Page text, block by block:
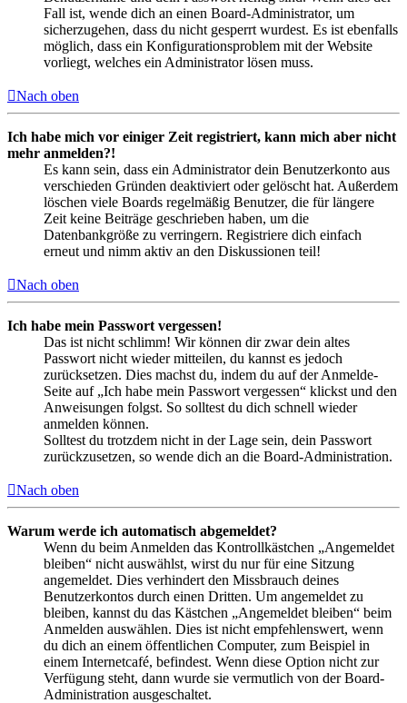
Fall ist, wende dich an einen Board-Administrator, um
sicherzugehen, dass du nicht gesperrt wurdest. Es ist ebenfalls
möglich, dass ein Konfigurationsproblem mit der Website
vorliegt, welches ein Administrator lösen muss.
Nach oben
Ich habe mich vor einiger Zeit registriert, kann mich aber nicht
mehr anmelden?!
Es kann sein, dass ein Administrator dein Benutzerkonto aus
verschieden Gründen deaktiviert oder gelöscht hat. Außerdem
löschen viele Boards regelmäßig Benutzer, die für längere
Zeit keine Beiträge geschrieben haben, um die
Datenbankgröße zu verringern. Registriere dich einfach
erneut und nimm aktiv an den Diskussionen teil!
Nach oben
Ich habe mein Passwort vergessen!
Das ist nicht schlimm! Wir können dir zwar dein altes
Passwort nicht wieder mitteilen, du kannst es jedoch
zurücksetzen. Dies machst du, indem du auf der Anmelde-
Seite auf „Ich habe mein Passwort vergessen“ klickst und den
Anweisungen folgst. So solltest du dich schnell wieder
anmelden können.
Solltest du trotzdem nicht in der Lage sein, dein Passwort
zurückzusetzen, so wende dich an die Board-Administration.
Nach oben
Warum werde ich automatisch abgemeldet?
Wenn du beim Anmelden das Kontrollkästchen „Angemeldet
bleiben“ nicht auswählst, wirst du nur für eine Sitzung
angemeldet. Dies verhindert den Missbrauch deines
Benutzerkontos durch einen Dritten. Um angemeldet zu
bleiben, kannst du das Kästchen „Angemeldet bleiben“ beim
Anmelden auswählen. Dies ist nicht empfehlenswert, wenn
du dich an einem öffentlichen Computer, zum Beispiel in
einem Internetcafé, befindest. Wenn diese Option nicht zur
Verfügung steht, dann wurde sie vermutlich von der Board-
Administration ausgeschaltet.